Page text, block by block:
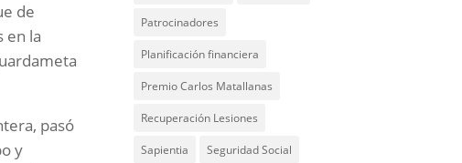
de
en la
pasó
y
Patrocinadores
Planificación financiera
Premio Carlos Matallanas
Recuperación Lesiones
Sapientia Seguridad Social